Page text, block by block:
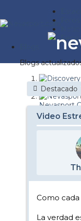
Blogs
Discovery
Nevasport
nevasport
Diario de un
Destacado
Video
Como
La verdad